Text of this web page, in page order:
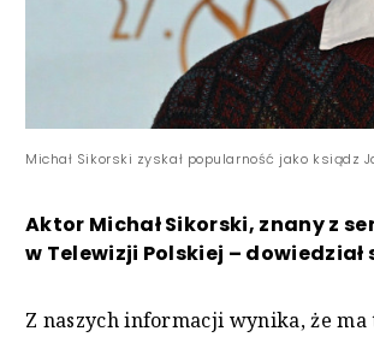
Michał Sikorski zyskał popularność jako ksiądz
Aktor Michał Sikorski, znany z
w Telewizji Polskiej – dowiedział
Z naszych informacji wynika, że